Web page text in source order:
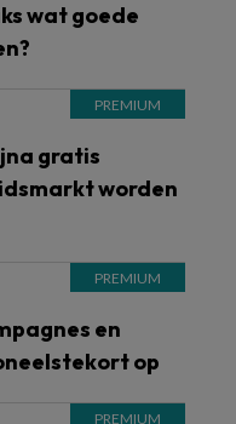
wat goede
gratis
worden
en
op